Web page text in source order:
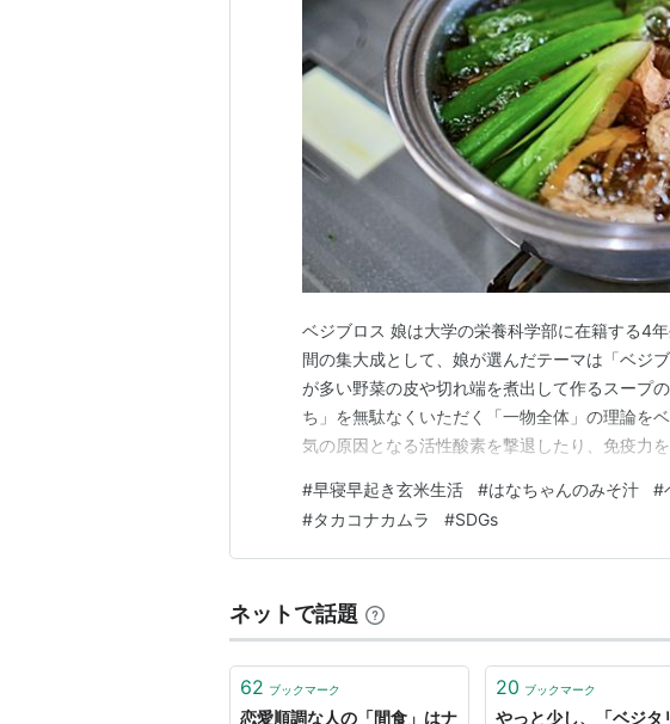
ベジブロス 娘は大学の栄養科学部に在籍する4
間の集大成として、娘が選んだテーマは「ベジ
が多い野菜の皮や切れ端を煮出して作るスープ
ち」を無駄なくいただく「一物全体」の理論を
気の原因となる活性酸素を撃退したり、免疫力
いる 「ベジブロス」は栄養だけではない。環境
ることができる。今風に言えば、「食のSDGs」
#早寝早起き玄米生活 #はなちゃんのみそ汁 #
#タカコナカムラ #SDGs
ネットで話題
62 ブックマーク
恋愛順調な人の「間食」はナ
20 ブックマーク
やっと少し、「ベジタ